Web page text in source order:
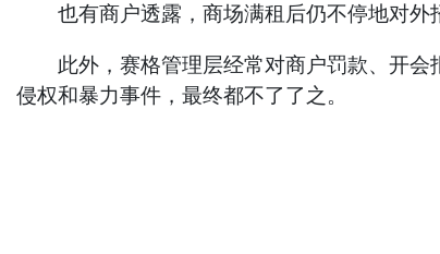
也有商户透露，商场满租后仍不停地对外招
此外，赛格管理层经常对商户罚款、开会
侵权和暴力事件，最终都不了了之。